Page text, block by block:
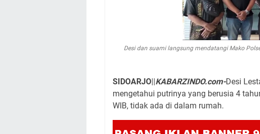
Desi dan suami langsung mendatangi Mako
SIDOARJO||KABARZINDO.com-Desi
mengetahui putrinya yang berusia 4
WIB, tidak ada di dalam rumah.